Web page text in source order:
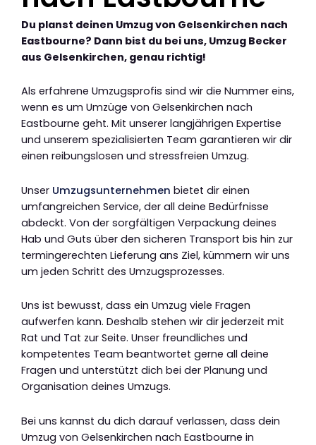
Du planst deinen Umzug von Gelsenkirchen nach
Eastbourne? Dann bist du bei uns, Umzug Becker
aus Gelsenkirchen, genau richtig!
Als erfahrene Umzugsprofis sind wir die Nummer eins,
wenn es um Umzüge von Gelsenkirchen nach
Eastbourne geht. Mit unserer langjährigen Expertise
und unserem spezialisierten Team garantieren wir dir
einen reibungslosen und stressfreien Umzug.
Unser Umzugsunternehmen bietet dir einen
umfangreichen Service, der all deine Bedürfnisse
abdeckt. Von der sorgfältigen Verpackung deines
Hab und Guts über den sicheren Transport bis hin zur
termingerechten Lieferung ans Ziel, kümmern wir uns
um jeden Schritt des Umzugsprozesses.
Uns ist bewusst, dass ein Umzug viele Fragen
aufwerfen kann. Deshalb stehen wir dir jederzeit mit
Rat und Tat zur Seite. Unser freundliches und
kompetentes Team beantwortet gerne all deine
Fragen und unterstützt dich bei der Planung und
Organisation deines Umzugs.
Bei uns kannst du dich darauf verlassen, dass dein
Umzug von Gelsenkirchen nach Eastbourne in